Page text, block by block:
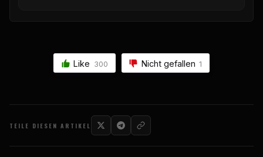
Like 300 Nicht gefallen 1
TEILE DIESEN ARTIKEL